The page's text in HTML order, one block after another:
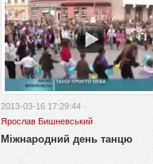
2013-03-16 17:29:44 ·
Ярослав Бишневський
Міжнародний день танцю